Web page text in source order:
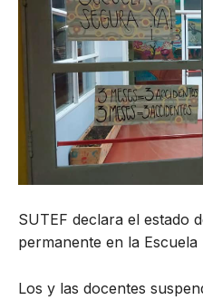
SUTEF declara el estado
permanente en la Escuela
Los y las docentes